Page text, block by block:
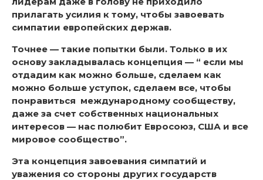
прилагать усилия к тому, чтобы завоевать
симпатии европейских держав.
Точнее — такие попытки были. Только в их
основу закладывалась концепция — “ если мы
отдадим как можно больше, сделаем как
можно больше уступок, сделаем все, чтобы
понравиться международному сообществу,
даже за счет собственных национальных
интересов — нас полюбит Евросоюз, США и все
мировое сообщество”.
Эта концепция завоевания симпатий и
уважения со стороны других государств